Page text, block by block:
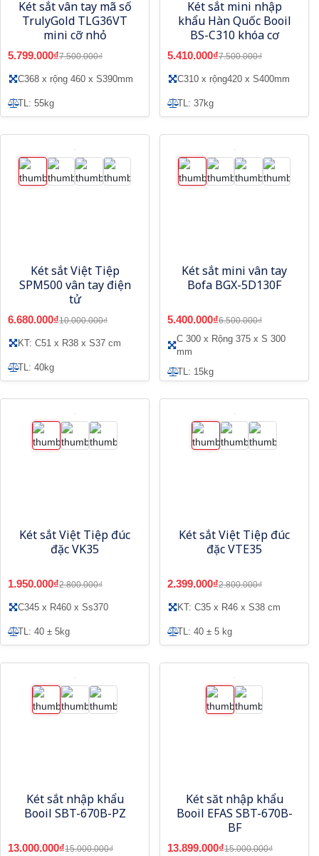
Két sắt vân tay mã số
TrulyGold TLG36VT
mini cỡ nhỏ
5.799.000₫7.500.000₫
C368 x rộng 460 x S390mm
TL: 55kg
Két sắt mini nhập
khẩu Hàn Quốc Booil
BS-C310 khóa cơ
5.410.000₫7.500.000₫
C310 x rộng420 x S400mm
TL: 37kg
Két sắt Việt Tiệp
SPM500 vân tay điện
tử
6.680.000₫10.000.000₫
KT: C51 x R38 x S37 cm
TL: 40kg
Két sắt mini vân tay
Bofa BGX-5D130F
5.400.000₫6.500.000₫
C 300 x Rộng 375 x S 300
mm
TL: 15kg
Két sắt Việt Tiệp đúc
đặc VK35
1.950.000₫2.800.000₫
C345 x R460 x Ss370
TL: 40 ± 5kg
Két sắt Việt Tiệp đúc
đặc VTE35
2.399.000₫2.800.000₫
KT: C35 x R46 x S38 cm
TL: 40 ± 5 kg
Két sắt nhập khẩu
Booil SBT-670B-PZ
13.000.000₫15.000.000₫
Két săt nhập khẩu
Booil EFAS SBT-670B-
BF
13.899.000₫15.000.000₫